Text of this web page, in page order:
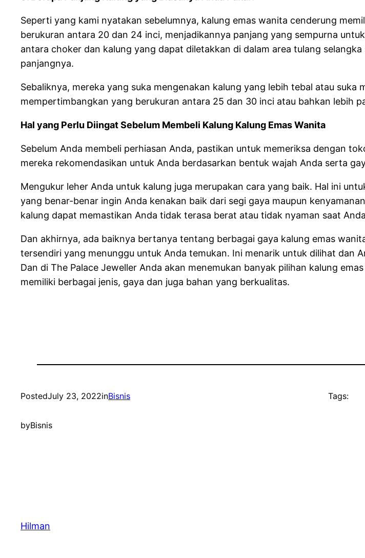
Seperti yang kami nyatakan sebelumnya, kalung emas wanita cenderung
berukuran antara 20 dan 24 inci, menjadikannya panjang yang sempurna
antara choker dan kalung yang dapat diletakkan di dalam area tulang
panjangnya.
Sebaliknya, mereka yang suka mengenakan kalung yang lebih tebal atau suka
mempertimbangkan yang berukuran antara 25 dan 30 inci atau bahkan lebih
Hal yang Perlu Diingat Sebelum Membeli Kalung Kalung Emas Wanita
Sebelum Anda membeli perhiasan Anda, pastikan untuk memeriksa dengan
mereka rekomendasikan untuk Anda berdasarkan bentuk wajah Anda serta
Mengukur leher Anda untuk kalung juga merupakan cara yang baik. Hal ini
yang benar-benar ingin Anda kenakan baik dari segi gaya maupun
kalung dapat memastikan Anda tidak terasa berat atau tidak nyaman saat
Dan akhirnya, ada baiknya bertanya tentang berbagai gaya kalung emas
tersendiri yang menunggu untuk Anda temukan. Ini menarik untuk dilihat dan
Dan di The Palace Jeweller Anda akan menemukan banyak pilihan kalung
memiliki berbagai jenis, gaya dan juga bahan yang berkualitas.
PostedJuly 23, 2022inBisnis
byBisnis
Tags:
Hilman